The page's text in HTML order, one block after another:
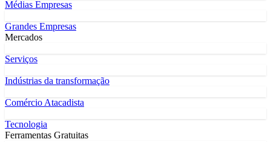
Médias Empresas
Grandes Empresas
Mercados
Serviços
Indústrias da transformação
Comércio Atacadista
Tecnologia
Ferramentas Gratuitas